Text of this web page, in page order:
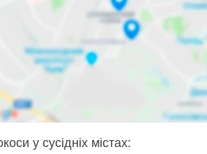
у сусідніх містах: